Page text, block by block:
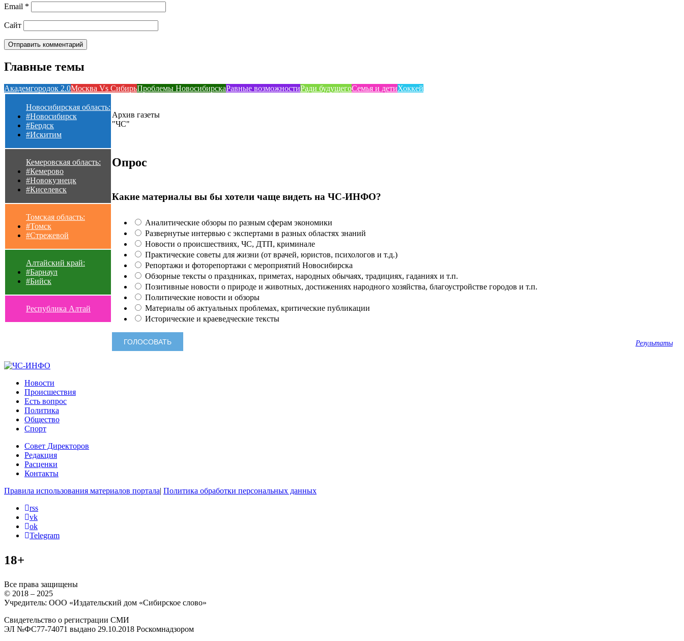
Email *
Сайт
Главные темы
Академгородок 2.0Москва Vs СибирьПроблемы НовосибирскаРавные возможностиРади будущегоСемья и детиХоккей
Новосибирская область:
#Новосибирск
#Бердск
#Искитим
Кемеровская область:
#Кемерово
#Новокузнецк
#Киселевск
Томская область:
#Томск
#Стрежевой
Алтайский край:
#Барнаул
#Бийск
Республика Алтай
Архив газеты
"ЧС"
Опрос
Какие материалы вы бы хотели чаще видеть на ЧС-ИНФО?
Аналитические обзоры по разным сферам экономики
Развернутые интервью с экспертами в разных областях знаний
Новости о происшествиях, ЧС, ДТП, криминале
Практические советы для жизни (от врачей, юристов, психологов и т.д.)
Репортажи и фоторепортажи с мероприятий Новосибирска
Обзорные тексты о праздниках, приметах, народных обычаях, традициях, гаданиях и т.п.
Позитивные новости о природе и животных, достижениях народного хозяйства, благоустройстве городов и т.п.
Политические новости и обзоры
Материалы об актуальных проблемах, критические публикации
Исторические и краеведческие тексты
Результаты
Новости
Происшествия
Есть вопрос
Политика
Общество
Спорт
Совет Директоров
Редакция
Расценки
Контакты
Правила использования материалов портала| Политика обработки персональных данных
rss
vk
ok
Telegram
18+
Все права защищены
© 2018 – 2025
Учредитель: ООО «Издательский дом «Сибирское слово»
Свидетельство о регистрации СМИ
ЭЛ №ФС77-74071 выдано 29.10.2018 Роскомнадзором